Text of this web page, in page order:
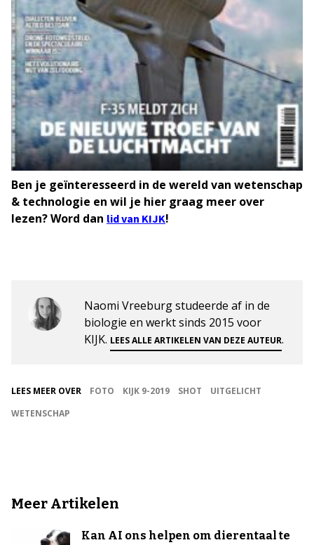
Ben je geïnteresseerd in de wereld van wetenschap
& technologie en wil je hier graag meer over
lezen? Word dan lid van KIJK!
Naomi Vreeburg studeerde af in de
biologie en werkt sinds 2015 voor
KIJK. LEES ALLE ARTIKELEN VAN DEZE AUTEUR.
LEES MEER OVER FOTO KIJK 9-2019 SHOT
UITGELICHT
WETENSCHAP
Meer Artikelen
Kan AI ons helpen om dierentaal te